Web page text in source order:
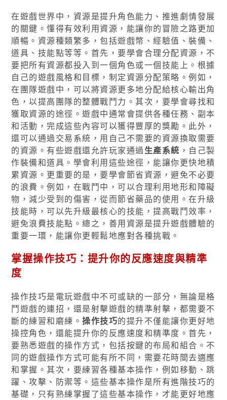
在遊戲世界中，資源是提升角色能力、推進劇情發展
的關鍵。懂得有效利用資源，能讓你的冒險之路更加
順暢。資源種類繁多，包括遊戲幣、經驗值、裝備、
道具、技能點等等。首先，要學會合理分配資源，不
要把所有資源都投入到一個角色或一個技能上。根據
自己的遊戲風格和目標，制定資源分配策略。例如，
在團隊遊戲中，可以將資源更多地分配給核心輸出角
色，以提高團隊的整體戰鬥力。其次，要學會尋找和
獲取資源的途徑。遊戲中通常會提供各種任務、副本
和活動，完成這些內容可以獲得豐厚的獎勵。此外，
還可以通過交易系統，用自己不需要的資源換取需要
的資源。有些遊戲還允許玩家通過生產系統 ，自己製
作裝備和道具。學會利用這些途徑，能讓你更快地積
累資源。更重要的是，要學會節省資源，避免不必要
的浪費。例如，在戰鬥中，可以合理利用地形和障礙
物，減少受到的傷害，從而節省藥品的使用。在升級
技能時，可以先升級最核心的技能，提高戰鬥效率，
避免浪費技能點。總之，善用資源是提升遊戲體驗的
重要一環，能讓你更輕鬆地應對各種挑戰。
掌握操作技巧：提升你的反應速度與精準
度
操作技巧是電玩遊戲中不可或缺的一部分，無論是格
鬥遊戲的連招，還是射擊遊戲的精準射擊，都需要不
斷的練習和磨練。操作技巧的提升不僅能讓你更好地
操控角色，還能提升你的反應速度和精準度。首先，
要熟悉遊戲的操作方式，包括按鍵的布局和組合。不
同的遊戲操作方式可能有所不同，需要花時間去適應
和掌握。其次，要練習各種基本操作，例如移動、跳
躍、攻擊、防禦等。這些基本操作是所有進階技巧的
基礎，只有熟練掌握了這些基本操作，才能更好地應